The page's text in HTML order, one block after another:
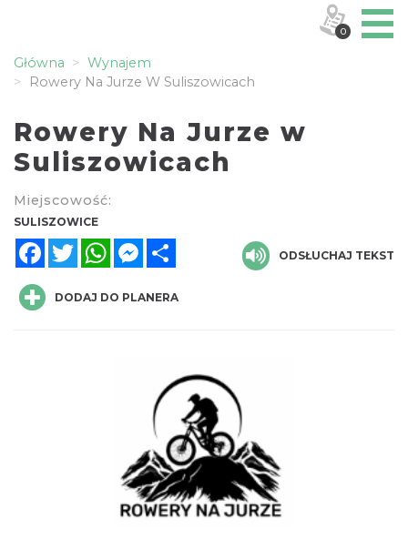
Główna
Wynajem
Rowery Na Jurze W Suliszowicach
Rowery Na Jurze w
Suliszowicach
Miejscowość:
SULISZOWICE
FacebookTwitterWhatsAppMessenger
ODSŁUCHAJ TEKST
DODAJ DO PLANERA
0